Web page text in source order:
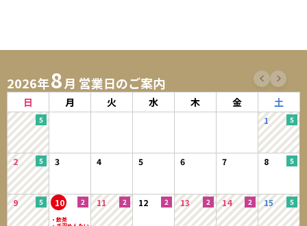
2026年8月 営業日のご案内
日 月 火 水 木 金 土
1
2 3 4 5 6 7 8
9 10 11 12 13 14 15